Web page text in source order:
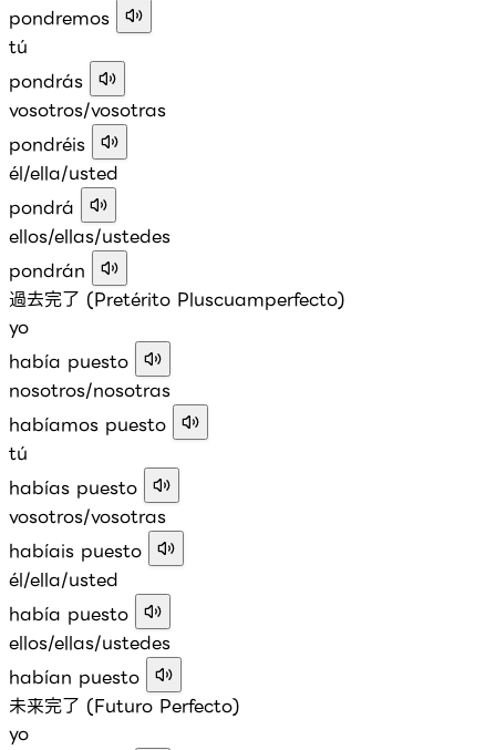
pondremos
tú
pondrás
vosotros/vosotras
pondréis
él/ella/usted
pondrá
ellos/ellas/ustedes
pondrán
過去完了 (Pretérito Pluscuamperfecto)
yo
había puesto
nosotros/nosotras
habíamos puesto
tú
habías puesto
vosotros/vosotras
habíais puesto
él/ella/usted
había puesto
ellos/ellas/ustedes
habían puesto
未来完了 (Futuro Perfecto)
yo